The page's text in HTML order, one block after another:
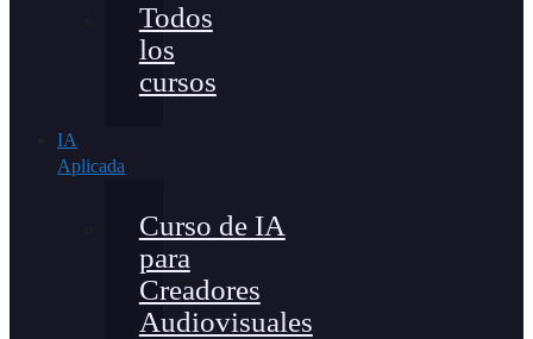
Todos
los
cursos
IA
Aplicada
Curso de IA
para
Creadores
Audiovisuales